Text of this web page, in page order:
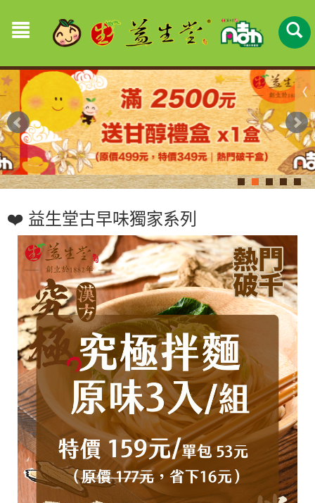
❤️ 益生堂古早味獨家系列